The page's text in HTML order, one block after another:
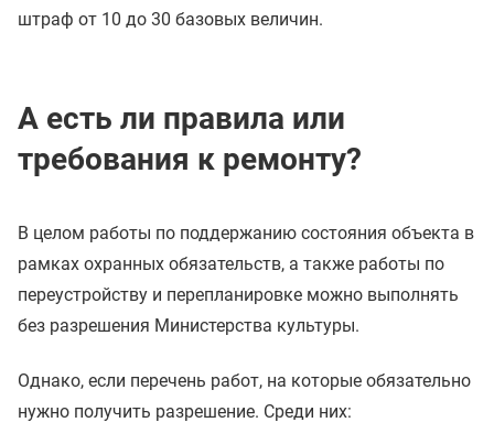
штраф от 10 до 30 базовых величин.
А есть ли правила или
требования к ремонту?
В целом работы по поддержанию состояния объекта в
рамках охранных обязательств, а также работы по
переустройству и перепланировке можно выполнять
без разрешения Министерства культуры.
Однако, если перечень работ, на которые обязательно
нужно получить разрешение. Среди них: